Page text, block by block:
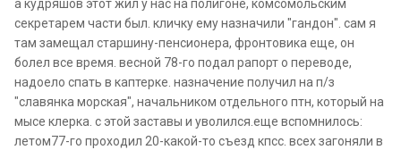
а кудряшов этот жил у нас на полигоне, комсомольским
секретарем части был. кличку ему назначили "гандон". сам я
там замещал старшину-пенсионера, фронтовика еще, он
болел все время. весной 78-го подал рапорт о переводе,
надоело спать в каптерке. назначение получил на п/з
"славянка морская", начальником отдельного птн, который на
мысе клерка. с этой заставы и уволился.еще вспомнилось:
летом77-го проходил 20-какой-то съезд кпсс. всех загоняли в